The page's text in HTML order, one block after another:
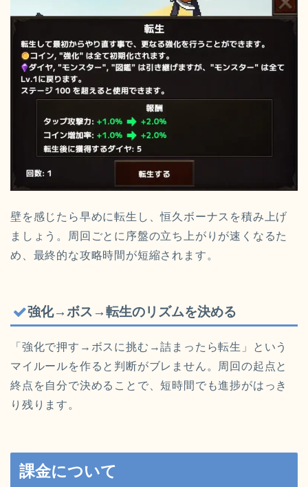
壁を感じたら早めに転生し、恒久ボーナスを積み上げ
ましょう。周回ごとに序盤の立ち上がりが速くなるた
め、最終的な攻略時間が短縮されます。
強化→ボス→転生のリズムを決める
「強化で押す→ボスに挑む→詰まったら転生」という
マイルールを作ると判断がブレません。周回の起点と
終点を自分で決めることで、短時間でも進捗がはっき
り残ります。
課金について